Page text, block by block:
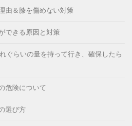
由＆膝を傷めない対策
できる原因と対策
ぐらいの量を持って行き、確保したら
危険について
選び方